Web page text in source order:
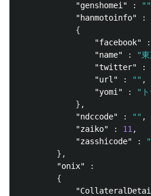
"genshomei"
: ""
"hanmotoinfo"
:
{
"facebook"
:
"name"
: "
"twitter"
:
"url"
: "" ,
"yomi"
:
"ト
},
"ndccode"
: "" ,
"zaiko"
: 11 ,
"zasshicode"
:
},
"onix"
:
{